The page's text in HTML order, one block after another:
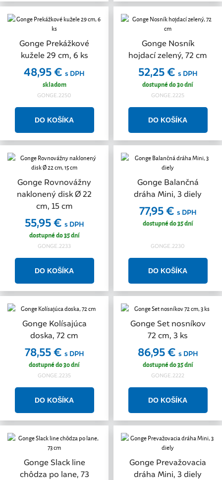
Gonge Prekážkové
kužele 29 cm, 6 ks
48,95 € s DPH
skladom
GONGE.2250
Gonge Nosník
hojdací zelený, 72 cm
52,25 € s DPH
dostupné do 30 dní
GONGE.2225
Gonge Rovnovážny
naklonený disk Ø 22
cm, 15 cm
55,95 € s DPH
dostupné do 35 dní
GONGE.2233
Gonge Balančná
dráha Mini, 3 diely
77,95 € s DPH
dostupné do 35 dní
GONGE.2230
Gonge Kolísajúca
doska, 72 cm
78,55 € s DPH
dostupné do 30 dní
GONGE.2235
Gonge Set nosníkov
72 cm, 3 ks
86,95 € s DPH
dostupné do 35 dní
GONGE.2222
Gonge Slack line
chôdza po lane, 73
Gonge Prevažovacia
dráha Mini, 3 diely